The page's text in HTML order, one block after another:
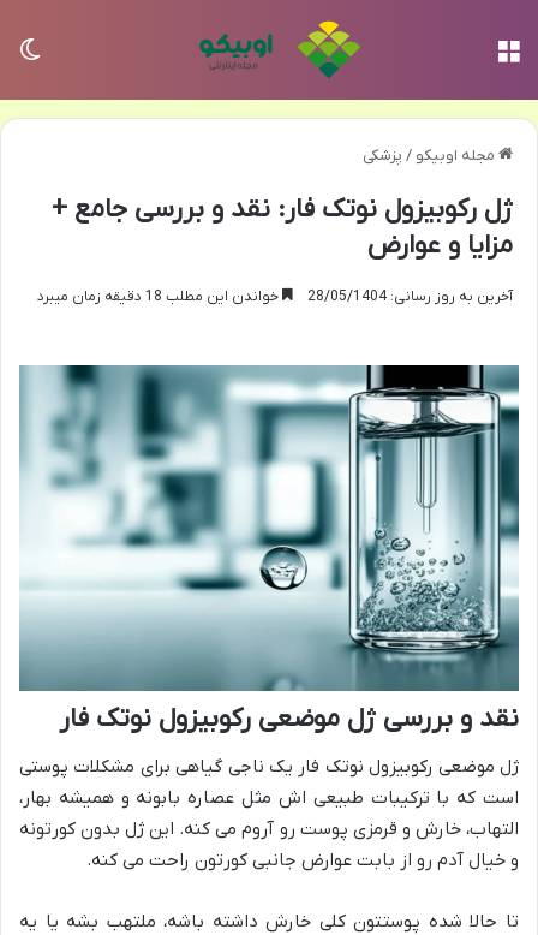
مجله اوبیکو / پزشکی
ژل رکوبیزول نوتک فار: نقد و بررسی جامع +
مزایا و عوارض
آخرین به روز رسانی: 28/05/1404 خواندن این مطلب 18 دقیقه زمان میبرد
نقد و بررسی ژل موضعی رکوبیزول نوتک فار
ژل موضعی رکوبیزول نوتک فار یک ناجی گیاهی برای مشکلات پوستی
است که با ترکیبات طبیعی اش مثل عصاره بابونه و همیشه بهار،
التهاب، خارش و قرمزی پوست رو آروم می کنه. این ژل بدون کورتونه
و خیال آدم رو از بابت عوارض جانبی کورتون راحت می کنه.
تا حالا شده پوستتون کلی خارش داشته باشه، ملتهب بشه یا یه